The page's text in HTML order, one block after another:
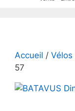
Accueil / Vélos
57